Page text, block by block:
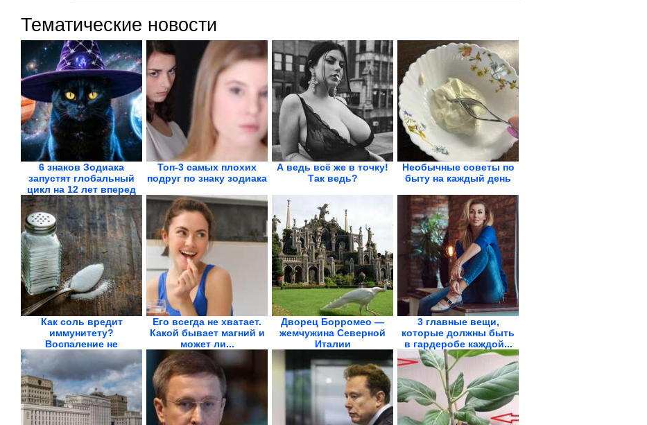
Тематические новости
6 знаков Зодиака
запустят глобальный
цикл на 12 лет вперед
Топ-3 самых плохих
подруг по знаку зодиака
А ведь всё же в точку!
Так ведь?
Необычные советы по
быту на каждый день
Как соль вредит
иммунитету?
Воспаление не
проходит
Его всегда не хватает.
Какой бывает магний и
может ли...
Дворец Борромео —
жемчужина Северной
Италии
3 главные вещи,
которые должны быть
в гардеробе каждой...